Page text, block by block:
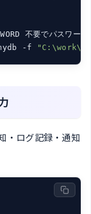
不要でパスワード
-f
・ログ記録・通知